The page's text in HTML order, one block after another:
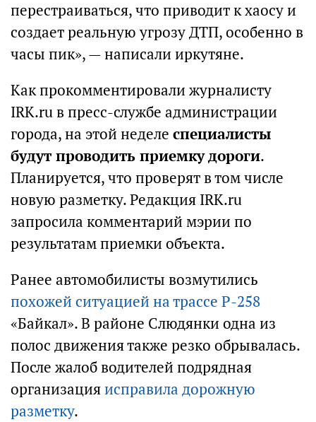
перестраиваться, что приводит к хаосу и
создает реальную угрозу ДТП, особенно в
часы пик», — написали иркутяне.
Как прокомментировали журналисту
IRK.ru в пресс-службе администрации
города, на этой неделе специалисты
будут проводить приемку дороги.
Планируется, что проверят в том числе
новую разметку. Редакция IRK.ru
запросила комментарий мэрии по
результатам приемки объекта.
Ранее автомобилисты возмутились
похожей ситуацией на трассе Р-258
«Байкал». В районе Слюдянки одна из
полос движения также резко обрывалась.
После жалоб водителей подрядная
организацияисправила дорожную
разметку.